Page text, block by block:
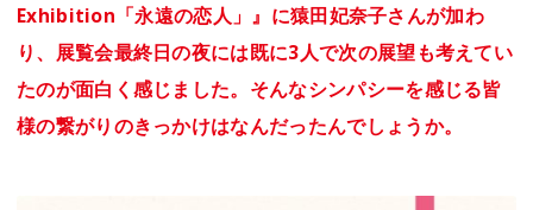
Exhibition「永遠の恋人」』に猿田妃奈子さんが加わ
り、展覧会最終日の夜には既に3人で次の展望も考えてい
たのが面白く感じました。そんなシンパシーを感じる皆
様の繋がりのきっかけはなんだったんでしょうか。